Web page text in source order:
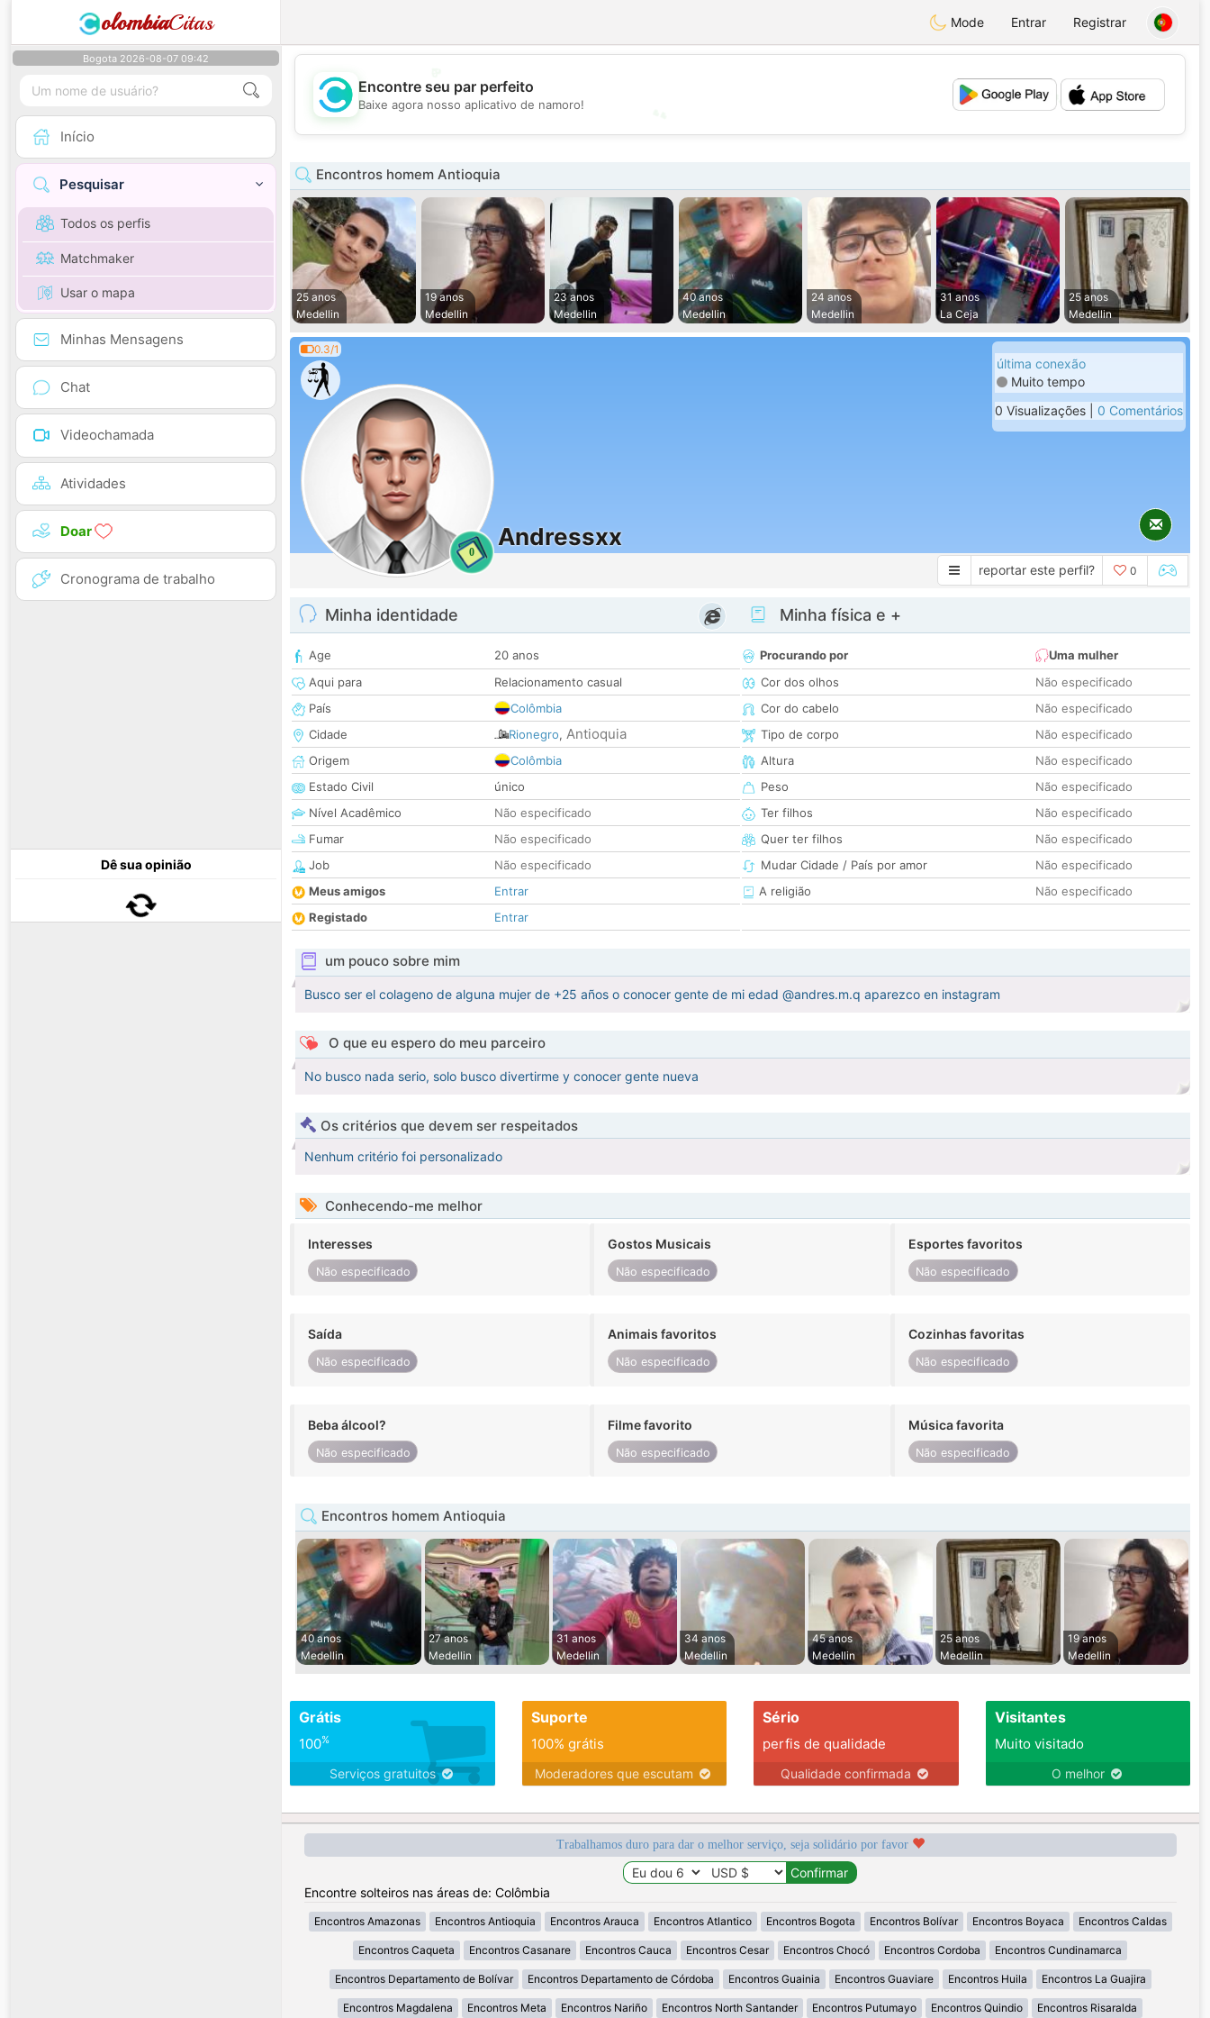
olombiaCitas Mode Entrar Registrar
Bogota 2026-08-07 09:42
Início
Pesquisar
Todos os perfis
Matchmaker
Usar o mapa
Minhas Mensagens
Chat
Videochamada
Atividades
Doar
Cronograma de trabalho
Dê sua opinião
💕
Encontre seu par perfeito
Baixe agora nosso aplicativo de namoro!
Encontros homem Antioquia
25 anos
Medellin
19 anos
Medellin
23 anos
Medellin
40 anos
Medellin
24 anos
Medellin
31 anos
La Ceja
25 anos
Medellin
0.3/1
0
Andressxx
última conexão
Muito tempo
0 Visualizações | 0 Comentários
reportar este perfil? 0
Minha identidade
Age
20 anos
Aqui para
Relacionamento casual
País
Colômbia
Cidade
Rionegro, Antioquia
Origem
Colômbia
Estado Civil
único
Nível Acadêmico
Não especificado
Fumar
Não especificado
Job
Não especificado
Meus amigos
Entrar
Registado
Entrar
Minha física e +
Procurando por
Uma mulher
Cor dos olhos
Não especificado
Cor do cabelo
Não especificado
Tipo de corpo
Não especificado
Altura
Não especificado
Peso
Não especificado
Ter filhos
Não especificado
Quer ter filhos
Não especificado
Mudar Cidade / País por amor
Não especificado
A religião
Não especificado
um pouco sobre mim
Busco ser el colageno de alguna mujer de +25 años o conocer gente de mi edad @andres.m.q aparezco en instagram
O que eu espero do meu parceiro
No busco nada serio, solo busco divertirme y conocer gente nueva
Os critérios que devem ser respeitados
Nenhum critério foi personalizado
Conhecendo-me melhor
Interesses
Não especificado
Gostos Musicais
Não especificado
Esportes favoritos
Não especificado
Saída
Não especificado
Animais favoritos
Não especificado
Cozinhas favoritas
Não especificado
Beba álcool?
Não especificado
Filme favorito
Não especificado
Música favorita
Não especificado
Encontros homem Antioquia
40 anos
Medellin
27 anos
Medellin
31 anos
Medellin
34 anos
Medellin
45 anos
Medellin
25 anos
Medellin
19 anos
Medellin
Grátis
100%
Serviços gratuitos
Suporte
100% grátis
Moderadores que escutam
Sério
perfis de qualidade
Qualidade confirmada
Visitantes
Muito visitado
O melhor
Trabalhamos duro para dar o melhor serviço, seja solidário por favor
Encontre solteiros nas áreas de: Colômbia
Encontros Amazonas Encontros Antioquia Encontros Arauca Encontros Atlantico Encontros Bogota Encontros Bolívar Encontros Boyaca Encontros Caldas
Encontros Caqueta Encontros Casanare Encontros Cauca Encontros Cesar Encontros Chocó Encontros Cordoba Encontros Cundinamarca
Encontros Departamento de Bolívar Encontros Departamento de Córdoba Encontros Guainia Encontros Guaviare Encontros Huila Encontros La Guajira
Encontros Magdalena Encontros Meta Encontros Nariño Encontros North Santander Encontros Putumayo Encontros Quindio Encontros Risaralda